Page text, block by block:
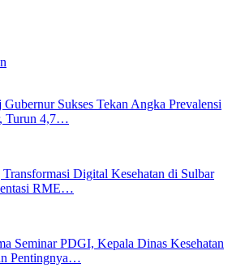
Sukses Tekan Angka Prevalensi
Turun 4,7…
Digital Kesehatan di Sulbar
RME…
Seminar PDGI, Kepala Dinas Kesehatan
Pentingnya…